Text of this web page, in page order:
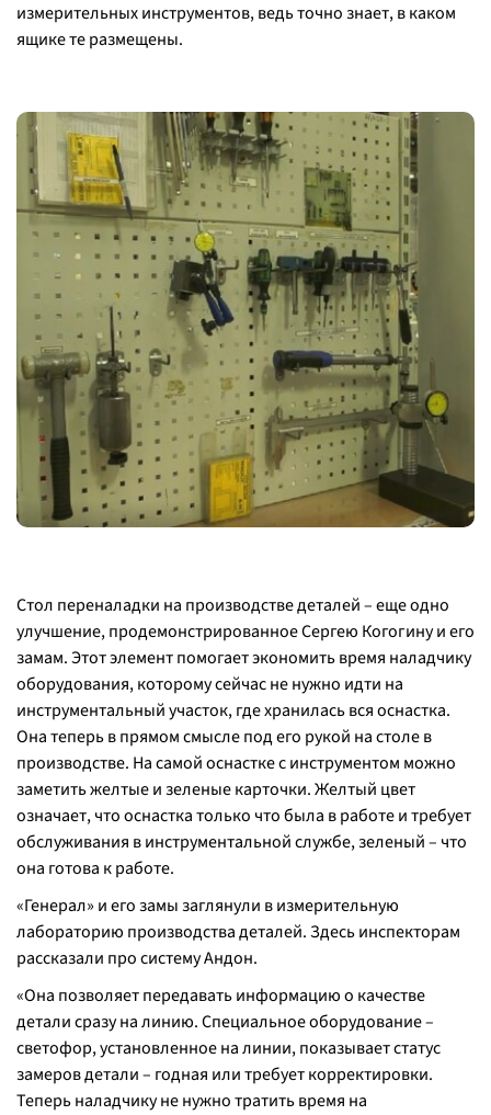
измерительных инструментов, ведь точно знает, в каком
ящике те размещены.
Стол переналадки на производстве деталей – еще одно
улучшение, продемонстрированное Сергею Когогину и его
замам. Этот элемент помогает экономить время наладчику
оборудования, которому сейчас не нужно идти на
инструментальный участок, где хранилась вся оснастка.
Она теперь в прямом смысле под его рукой на столе в
производстве. На самой оснастке с инструментом можно
заметить желтые и зеленые карточки. Желтый цвет
означает, что оснастка только что была в работе и требует
обслуживания в инструментальной службе, зеленый – что
она готова к работе.
«Генерал» и его замы заглянули в измерительную
лабораторию производства деталей. Здесь инспекторам
рассказали про систему Андон.
«Она позволяет передавать информацию о качестве
детали сразу на линию. Специальное оборудование –
светофор, установленное на линии, показывает статус
замеров детали – годная или требует корректировки.
Теперь наладчику не нужно тратить время на